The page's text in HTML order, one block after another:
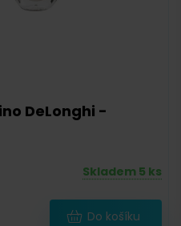
DeLonghi -
Skladem 5 ks
Do košíku